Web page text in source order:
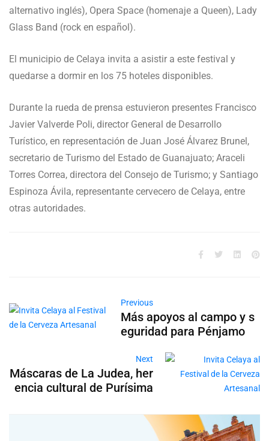
alternativo inglés), Opera Space (homenaje a Queen), Lady
Glass Band (rock en español).
El municipio de Celaya invita a asistir a este festival y
quedarse a dormir en los 75 hoteles disponibles.
Durante la rueda de prensa estuvieron presentes Francisco
Javier Valverde Poli, director General de Desarrollo
Turístico, en representación de Juan José Álvarez Brunel,
secretario de Turismo del Estado de Guanajuato; Araceli
Torres Correa, directora del Consejo de Turismo; y Santiago
Espinoza Ávila, representante cervecero de Celaya, entre
otras autoridades.
Previous
Más apoyos al campo y s
eguridad para Pénjamo
Next
Máscaras de La Judea, her
encia cultural de Purísima